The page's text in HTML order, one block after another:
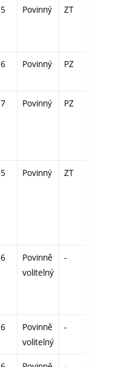
5 Povinný ZT
6 Povinný PZ
7 Povinný PZ
5 Povinný ZT
6
Povinně
volitelný
-
6
Povinně
volitelný
-